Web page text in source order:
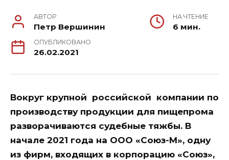
АВТОР
Петр Вершинин
НА ЧТЕНИЕ
6 мин.
ОПУБЛИКОВАНО
26.02.2021
Вокруг крупной российской компании по
производству продукции для пищепрома
разворачиваются судебные тяжбы. В
начале 2021 года на ООО «Союз-М», одну
из фирм, входящих в корпорацию «Союз»,